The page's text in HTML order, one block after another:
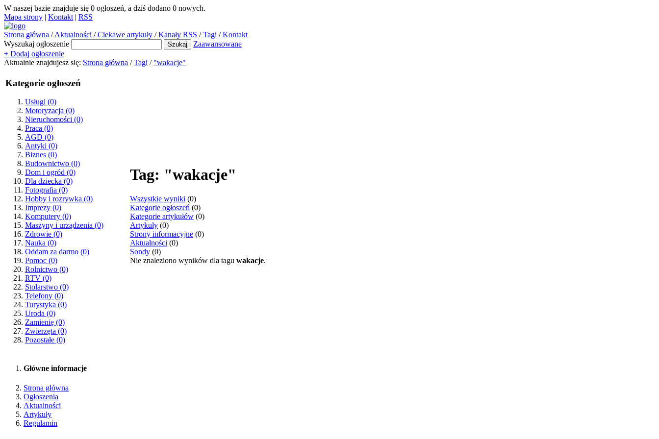
W naszej bazie znajduje się 0 ogłoszeń, a dziś dodano 0 nowych.
Mapa strony | Kontakt | RSS
Strona główna / Aktualności / Ciekawe artykuły / Kanały RSS / Tagi / Kontakt
Wyszukaj ogłoszenie
Zaawansowane
+ Dodaj ogłoszenie
Aktualnie znajdujesz się: Strona główna / Tagi / "wakacje"
Kategorie ogłoszeń
Usługi (0)
Motoryzacja (0)
Nieruchomości (0)
Praca (0)
AGD (0)
Antyki (0)
Biznes (0)
Budownictwo (0)
Dom i ogród (0)
Dla dziecka (0)
Fotografia (0)
Hobby i rozrywka (0)
Imprezy (0)
Komputery (0)
Maszyny i urządzenia (0)
Zdrowie (0)
Nauka (0)
Oddam za darmo (0)
Pomoc (0)
Rolnictwo (0)
RTV (0)
Stolarstwo (0)
Telefony (0)
Turystyka (0)
Uroda (0)
Zamienię (0)
Zwierzęta (0)
Pozostałe (0)
Tag: "wakacje"
Wszystkie wyniki (0)
Kategorie ogłoszeń (0)
Kategorie artykułów (0)
Artykuły (0)
Strony informacyjne (0)
Aktualności (0)
Sondy (0)
Nie znaleziono wyników dla tagu wakacje.
Główne informacje
Strona główna
Ogłoszenia
Aktualności
Artykuły
Regulamin